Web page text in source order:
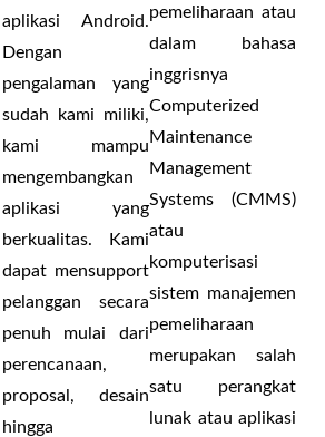
aplikasi Android.
Dengan
pengalaman yang
sudah kami miliki,
kami mampu
mengembangkan
aplikasi yang
berkualitas. Kami
dapat mensupport
pelanggan secara
penuh mulai dari
perencanaan,
proposal, desain
hingga
pemeliharaan atau
dalam bahasa
inggrisnya
Computerized
Maintenance
Management
Systems (CMMS)
atau
komputerisasi
sistem manajemen
pemeliharaan
merupakan salah
satu perangkat
lunak atau aplikasi